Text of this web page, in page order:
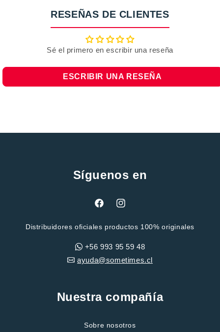
RESEÑAS DE CLIENTES
Sé el primero en escribir una reseña
ESCRIBIR UNA RESEÑA
Síguenos en
FacebookInstagram
Distribuidores oficiales productos 100% originales
+56 993 95 59 48
ayuda@sometimes.cl
Nuestra compañía
Sobre nosotros